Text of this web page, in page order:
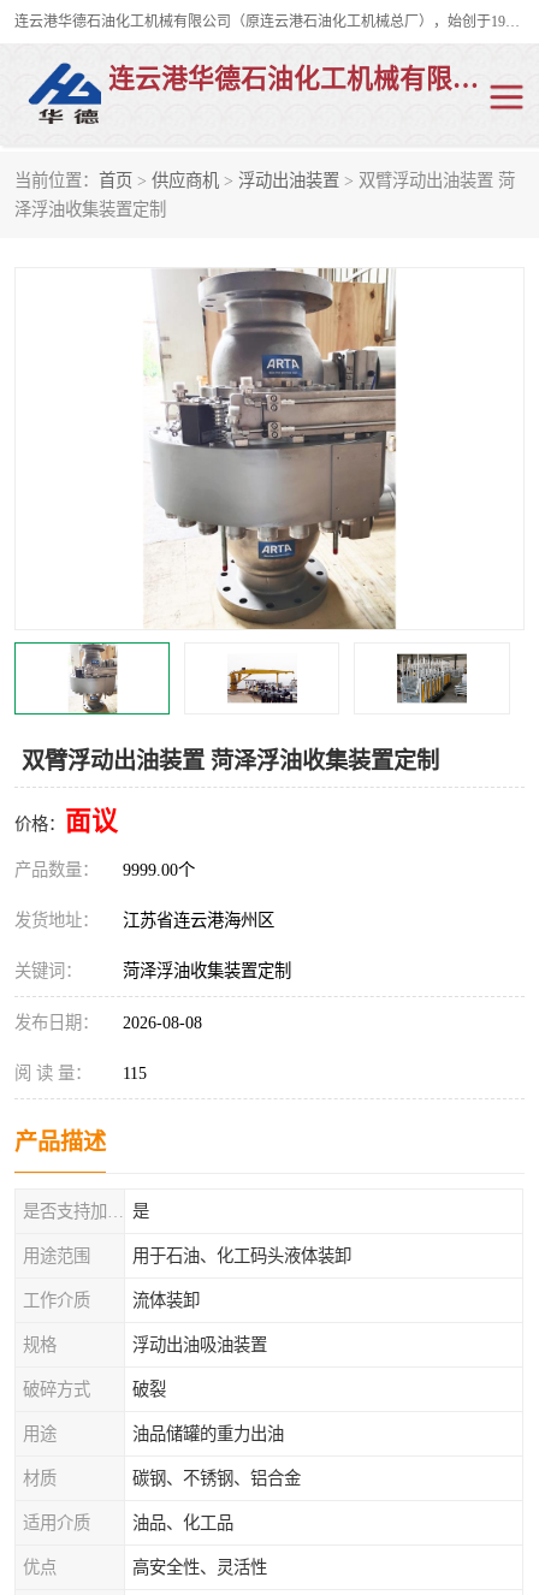
连云港华德石油化工机械有限公司（原连云港石油化工机械总厂），始创于1982年，是从事码头船用流体装卸臂、陆用流体装卸臂（鹤管）、活动梯、钢构平台、定量装车系统等全系列流体装卸设备的设计、制造、销售以及服务的专业供应商。
连云港华德石油化工机械有限公司
当前位置： 首页 > 供应商机 > 浮动出油装置 > 双臂浮动出油装置 菏
泽浮油收集装置定制
双臂浮动出油装置 菏泽浮油收集装置定制
价格： 面议
产品数量： 9999.00个
发货地址： 江苏省连云港海州区
关键词： 菏泽浮油收集装置定制
发布日期： 2026-08-08
阅 读 量： 115
产品描述
是
用途范围 用于石油、化工码头液体装卸
工作介质 流体装卸
规格 浮动出油吸油装置
破碎方式 破裂
用途 油品储罐的重力出油
材质 碳钢、不锈钢、铝合金
适用介质 油品、化工品
优点 高安全性、灵活性
陆用流体装卸臂
液氯鹤管
活动梯
卸车鹤管
输油臂
紧急脱离干式接头 火车鹤管
顶部鹤管
低温鹤管
浮动出油装置 鹤管